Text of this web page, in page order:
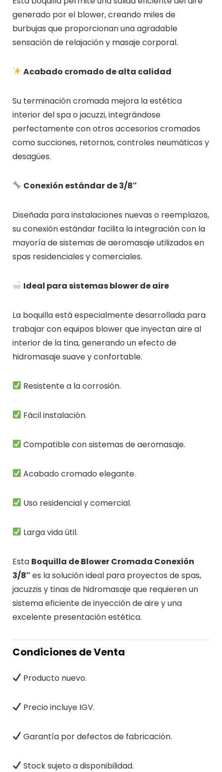
generado por el blower, creando miles de
burbujas que proporcionan una agradable
sensación de relajación y masaje corporal.
Acabado cromado de alta calidad
Su terminación cromada mejora la estética
interior del spa o jacuzzi, integrándose
perfectamente con otros accesorios cromados
como succiones, retornos, controles neumáticos y
desagües.
Conexión estándar de 3/8″
Diseñada para instalaciones nuevas o reemplazos,
su conexión estándar facilita la integración con la
mayoría de sistemas de aeromasaje utilizados en
spas residenciales y comerciales.
Ideal para sistemas blower de aire
La boquilla está especialmente desarrollada para
trabajar con equipos blower que inyectan aire al
interior de la tina, generando un efecto de
hidromasaje suave y confortable.
Resistente a la corrosión.
Fácil instalación.
Compatible con sistemas de aeromasaje.
Acabado cromado elegante.
Uso residencial y comercial.
Larga vida útil.
Esta Boquilla de Blower Cromada Conexión
3/8″es la solución ideal para proyectos de spas,
jacuzzis y tinas de hidromasaje que requieren un
sistema eficiente de inyección de aire y una
excelente presentación estética.
Condiciones de Venta
Producto nuevo.
Precio incluye IGV.
Garantía por defectos de fabricación.
Stock sujeto a disponibilidad.